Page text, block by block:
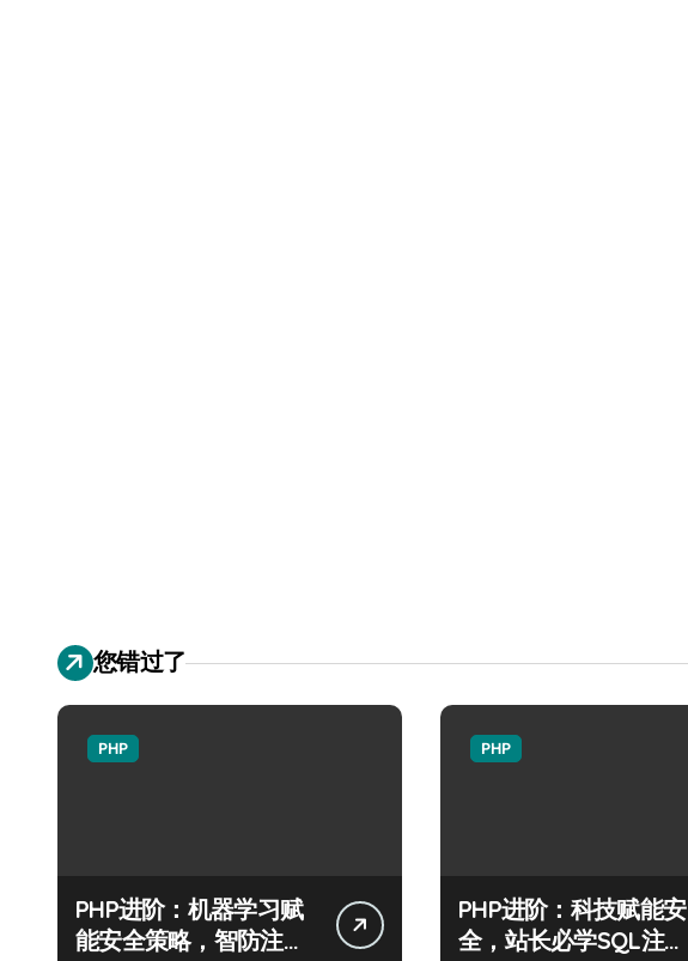
您错过了
PHP
PHP进阶：机器学习赋
能安全策略，智防注入
PHP
PHP进阶：科技赋能安
全，站长必学SQL注入